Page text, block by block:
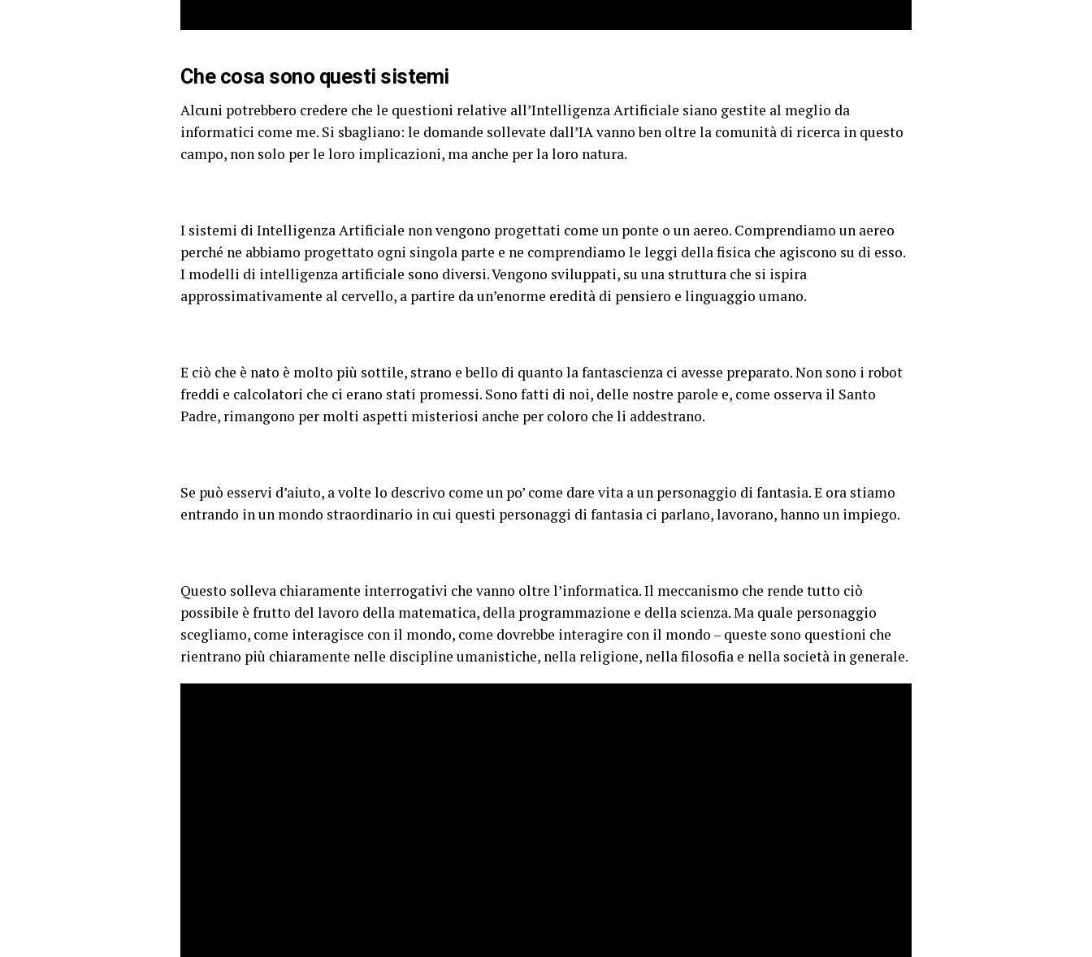
Che cosa sono questi sistemi
Alcuni potrebbero credere che le questioni relative all’Intelligenza Artificiale siano gestite al meglio da
informatici come me. Si sbagliano: le domande sollevate dall’IA vanno ben oltre la comunità di ricerca in questo
campo, non solo per le loro implicazioni, ma anche per la loro natura.
I sistemi di Intelligenza Artificiale non vengono progettati come un ponte o un aereo. Comprendiamo un aereo
perché ne abbiamo progettato ogni singola parte e ne comprendiamo le leggi della fisica che agiscono su di esso.
I modelli di intelligenza artificiale sono diversi. Vengono sviluppati, su una struttura che si ispira
approssimativamente al cervello, a partire da un’enorme eredità di pensiero e linguaggio umano.
E ciò che è nato è molto più sottile, strano e bello di quanto la fantascienza ci avesse preparato. Non sono i robot
freddi e calcolatori che ci erano stati promessi. Sono fatti di noi, delle nostre parole e, come osserva il Santo
Padre, rimangono per molti aspetti misteriosi anche per coloro che li addestrano.
Se può esservi d’aiuto, a volte lo descrivo come un po’ come dare vita a un personaggio di fantasia. E ora stiamo
entrando in un mondo straordinario in cui questi personaggi di fantasia ci parlano, lavorano, hanno un impiego.
Questo solleva chiaramente interrogativi che vanno oltre l’informatica. Il meccanismo che rende tutto ciò
possibile è frutto del lavoro della matematica, della programmazione e della scienza. Ma quale personaggio
scegliamo, come interagisce con il mondo, come dovrebbe interagire con il mondo – queste sono questioni che
rientrano più chiaramente nelle discipline umanistiche, nella religione, nella filosofia e nella società in generale.